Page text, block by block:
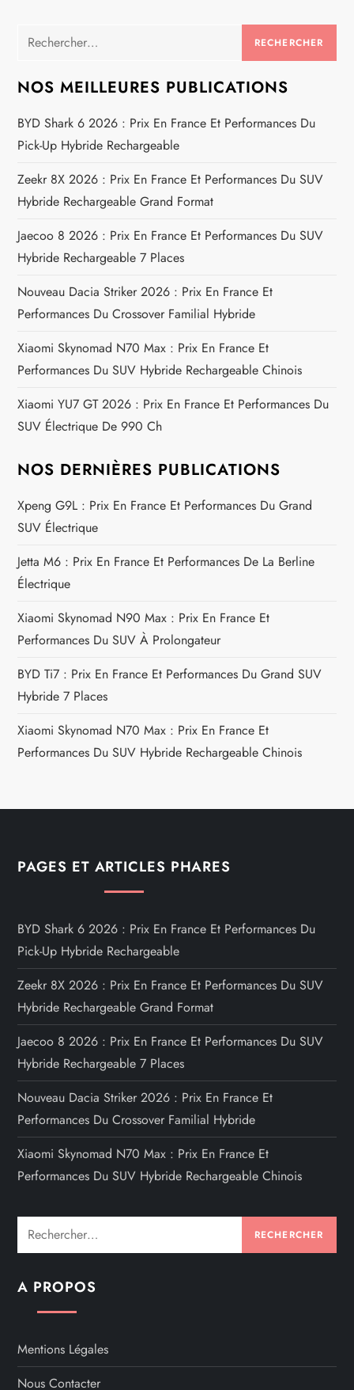
g
t
i
o
n
d
e
l
’
a
r
t
i
c
l
e
Rechercher :
NOS MEILLEURES PUBLICATIONS
BYD Shark 6 2026 : Prix En France Et Performances Du
Pick-Up Hybride Rechargeable
Zeekr 8X 2026 : Prix En France Et Performances Du SUV
Hybride Rechargeable Grand Format
Jaecoo 8 2026 : Prix En France Et Performances Du SUV
Hybride Rechargeable 7 Places
Nouveau Dacia Striker 2026 : Prix En France Et
Performances Du Crossover Familial Hybride
Xiaomi Skynomad N70 Max : Prix En France Et
Performances Du SUV Hybride Rechargeable Chinois
Xiaomi YU7 GT 2026 : Prix En France Et Performances Du
SUV Électrique De 990 Ch
NOS DERNIÈRES PUBLICATIONS
Xpeng G9L : Prix En France Et Performances Du Grand
SUV Électrique
Jetta M6 : Prix En France Et Performances De La Berline
Électrique
Xiaomi Skynomad N90 Max : Prix En France Et
Performances Du SUV À Prolongateur
BYD Ti7 : Prix En France Et Performances Du Grand SUV
Hybride 7 Places
Xiaomi Skynomad N70 Max : Prix En France Et
Performances Du SUV Hybride Rechargeable Chinois
PAGES ET ARTICLES PHARES
BYD Shark 6 2026 : Prix En France Et Performances Du
Pick-Up Hybride Rechargeable
Zeekr 8X 2026 : Prix En France Et Performances Du SUV
Hybride Rechargeable Grand Format
Jaecoo 8 2026 : Prix En France Et Performances Du SUV
Hybride Rechargeable 7 Places
Nouveau Dacia Striker 2026 : Prix En France Et
Performances Du Crossover Familial Hybride
Xiaomi Skynomad N70 Max : Prix En France Et
Performances Du SUV Hybride Rechargeable Chinois
Rechercher :
A PROPOS
Mentions Légales
Nous Contacter